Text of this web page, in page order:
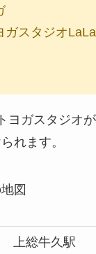
ガスタジオ
ヨガスタジオ
れます。
図
上総牛久駅